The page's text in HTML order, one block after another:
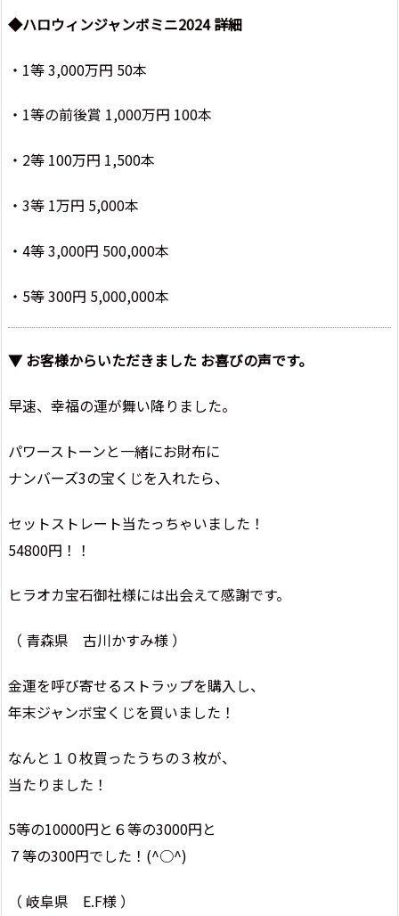
◆ハロウィンジャンボミニ2024 詳細
・1等 3,000万円 50本
・1等の前後賞 1,000万円 100本
・2等 100万円 1,500本
・3等 1万円 5,000本
・4等 3,000円 500,000本
・5等 300円 5,000,000本
▼ お客様からいただきました お喜びの声です。
早速、幸福の運が舞い降りました。
パワーストーンと一緒にお財布に
ナンバーズ3の宝くじを入れたら、
セットストレート当たっちゃいました！
54800円！！
ヒラオカ宝石御社様には出会えて感謝です。
（ 青森県 古川かすみ様 ）
金運を呼び寄せるストラップを購入し、
年末ジャンボ宝くじを買いました！
なんと１０枚買ったうちの３枚が、
当たりました！
5等の10000円と６等の3000円と
７等の300円でした！(^○^)
（ 岐阜県 E.F様 ）